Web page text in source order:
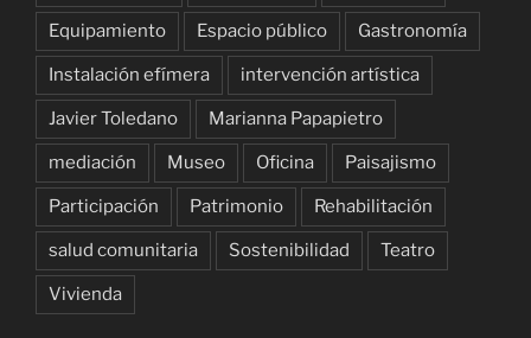
Equipamiento Espacio público Gastronomía
Instalación efímera intervención artística
Javier Toledano Marianna Papapietro
mediación Museo Oficina Paisajismo
Participación Patrimonio Rehabilitación
salud comunitaria Sostenibilidad Teatro
Vivienda